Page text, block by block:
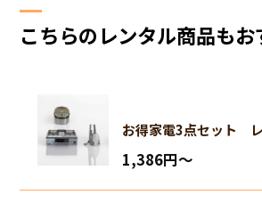
こちらのレンタル商品もお
お得家電3点セット
1,386円〜